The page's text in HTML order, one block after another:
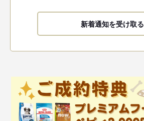
新着通知を受け取る